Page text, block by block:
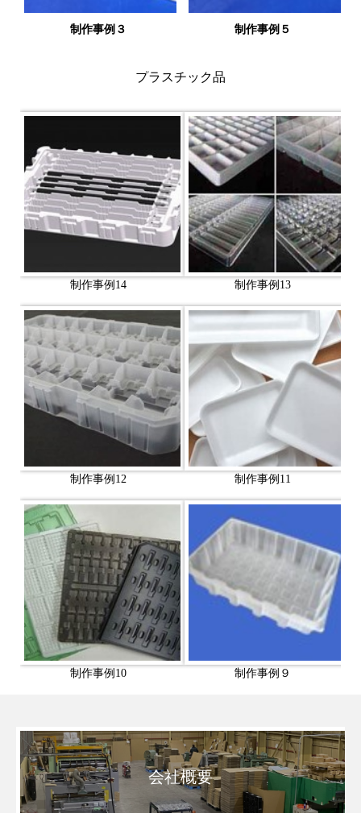
制作事例３ 制作事例５
プラスチック品
制作事例14 制作事例13
制作事例12 制作事例11
制作事例10 制作事例９
会社概要